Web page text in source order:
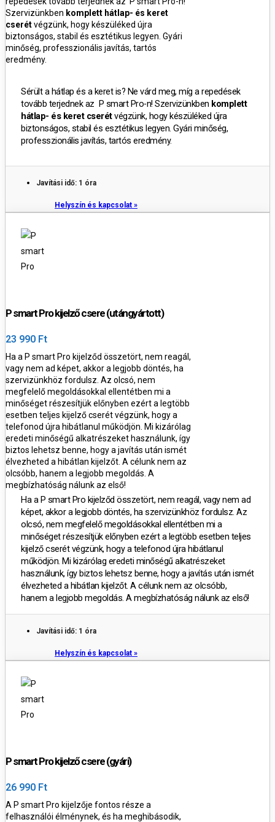
Szervizünkben komplett hátlap- és keret
cserétvégzünk, hogy készüléked újra
biztonságos, stabil és esztétikus legyen. Gyári
minőség, professzionális javítás, tartós
eredmény.
Sérült a hátlap és a keret is? Ne várd meg, míg a repedések
tovább terjednek az P smart Pro-n! Szervizünkben komplett
hátlap- és keret cserétvégzünk, hogy készüléked újra
biztonságos, stabil és esztétikus legyen. Gyári minőség,
professzionális javítás, tartós eredmény.
Javítási idő: 1 óra
Helyszín és kapcsolat »
P smart Pro kijelző csere (utángyártott)
23 990 Ft
Ha a P smart Pro kijelződ összetört, nem reagál,
vagy nem ad képet, akkor a legjobb döntés, ha
szervizünkhöz fordulsz. Az olcsó, nem
megfelelő megoldásokkal ellentétben mi a
minőséget részesítjük előnyben ezért a legtöbb
esetben teljes kijelző cserét végzünk, hogy a
telefonod újra hibátlanul működjön. Mi kizárólag
eredeti minőségű alkatrészeket használunk, így
biztos lehetsz benne, hogy a javítás után ismét
élvezheted a hibátlan kijelzőt. A célunk nem az
olcsóbb, hanem a legjobb megoldás. A
megbízhatóság nálunk az első!
Ha a P smart Pro kijelződ összetört, nem reagál, vagy nem ad
képet, akkor a legjobb döntés, ha szervizünkhöz fordulsz. Az
olcsó, nem megfelelő megoldásokkal ellentétben mi a
minőséget részesítjük előnyben ezért a legtöbb esetben teljes
kijelző cserét végzünk, hogy a telefonod újra hibátlanul
működjön. Mi kizárólag eredeti minőségű alkatrészeket
használunk, így biztos lehetsz benne, hogy a javítás után ismét
élvezheted a hibátlan kijelzőt. A célunk nem az olcsóbb,
hanem a legjobb megoldás. A megbízhatóság nálunk az első!
Javítási idő: 1 óra
Helyszín és kapcsolat »
P smart Pro kijelző csere (gyári)
26 990 Ft
A P smart Pro kijelzője fontos része a
felhasználói élménynek, és ha meghibásodik,